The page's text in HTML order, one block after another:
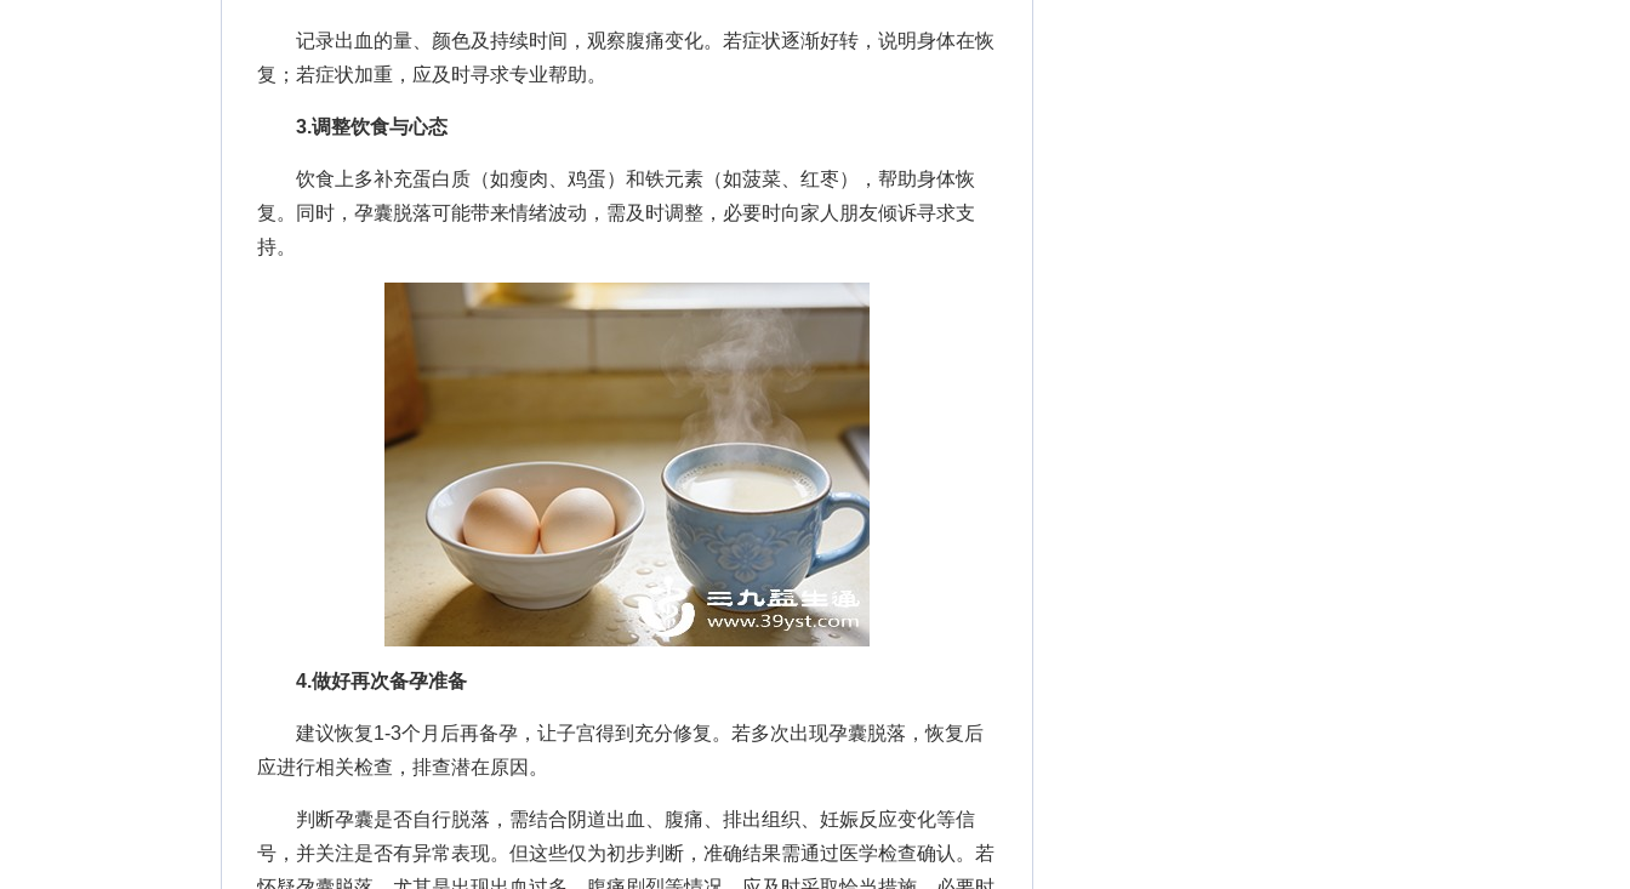
记录出血的量、颜色及持续时间，观察腹痛变化。若症状逐渐好转，说明身体在恢
复；若症状加重，应及时寻求专业帮助。
3.调整饮食与心态
饮食上多补充蛋白质（如瘦肉、鸡蛋）和铁元素（如菠菜、红枣），帮助身体恢
复。同时，孕囊脱落可能带来情绪波动，需及时调整，必要时向家人朋友倾诉寻求支
持。
4.做好再次备孕准备
建议恢复1-3个月后再备孕，让子宫得到充分修复。若多次出现孕囊脱落，恢复后
应进行相关检查，排查潜在原因。
判断孕囊是否自行脱落，需结合阴道出血、腹痛、排出组织、妊娠反应变化等信
号，并关注是否有异常表现。但这些仅为初步判断，准确结果需通过医学检查确认。若